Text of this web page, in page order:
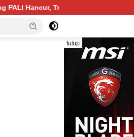
PT EPI Diduga Jadi Biang Kerok
tutup